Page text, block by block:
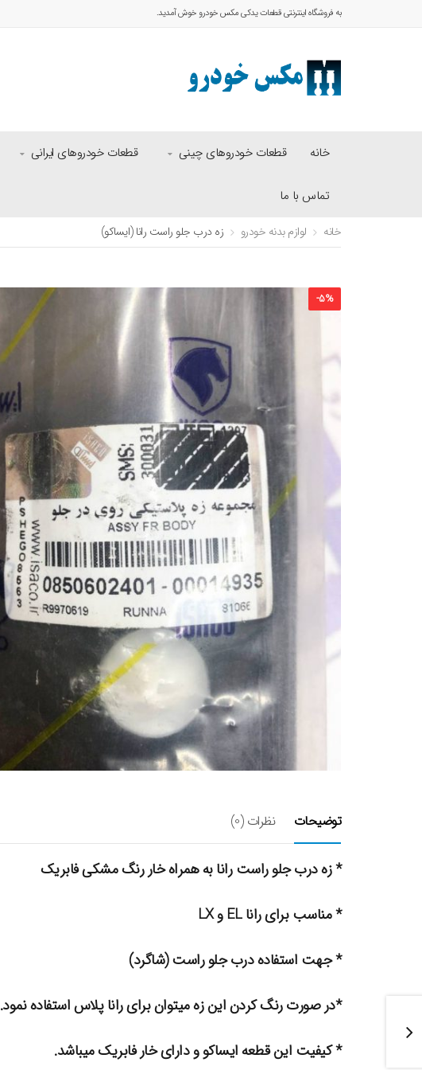
به فروشگاه اینترنتی قطعات یدکی مکس خودرو خوش آمدید.
خانه قطعات خودروهای چینی قطعات خودروهای ایرانی
تماس با ما
خانه لوازم بدنه خودرو زه درب جلو راست رانا (ایساکو)
-5%
توضیحات نظرات (0)
* زه درب جلو راست رانا به همراه خار رنگ مشکی فابریک
* مناسب برای رانا EL و LX
* جهت استفاده درب جلو راست (شاگرد)
*در صورت رنگ کردن این زه میتوان برای رانا پلاس استفاده نمود.
* کیفیت این قطعه ایساکو و دارای خار فابریک میباشد.